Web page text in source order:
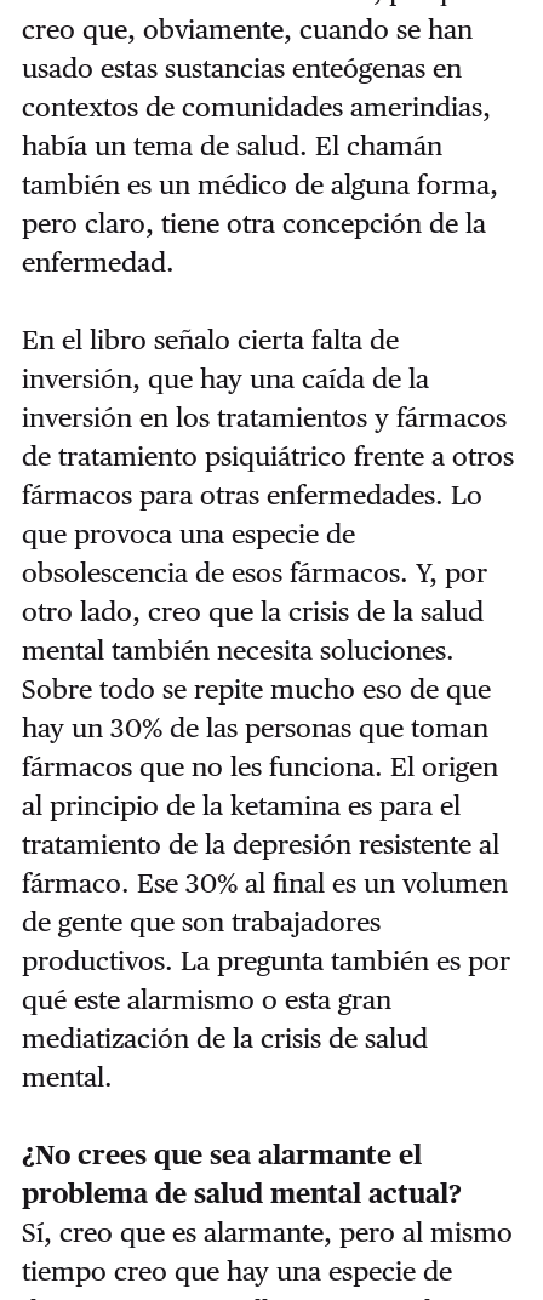
creo que, obviamente, cuando se han
usado estas sustancias enteógenas en
contextos de comunidades amerindias,
había un tema de salud. El chamán
también es un médico de alguna forma,
pero claro, tiene otra concepción de la
enfermedad.
En el libro señalo cierta falta de
inversión, que hay una caída de la
inversión en los tratamientos y fármacos
de tratamiento psiquiátrico frente a otros
fármacos para otras enfermedades. Lo
que provoca una especie de
obsolescencia de esos fármacos. Y, por
otro lado, creo que la crisis de la salud
mental también necesita soluciones.
Sobre todo se repite mucho eso de que
hay un 30% de las personas que toman
fármacos que no les funciona. El origen
al principio de la ketamina es para el
tratamiento de la depresión resistente al
fármaco. Ese 30% al final es un volumen
de gente que son trabajadores
productivos. La pregunta también es por
qué este alarmismo o esta gran
mediatización de la crisis de salud
mental.
¿No crees que sea alarmante el
problema de salud mental actual?
Sí, creo que es alarmante, pero al mismo
tiempo creo que hay una especie de